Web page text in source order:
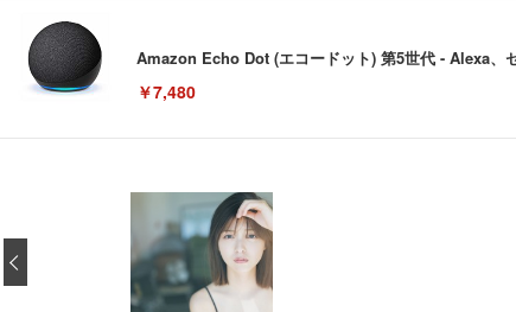
Amazon Echo Dot (エコードット) 第5世代 - Alexa、
￥7,480
[EdoErgo] オフィスチェア 椅子 テレワーク 疲れな
(黒網+黒枠+黒足)
￥5,699
EIZO ビジネス向けプレミアムモニター | FlexScan
￥105,595
Amazonベーシック ペットシーツ 薄型 レギュラー 1
￥3,373